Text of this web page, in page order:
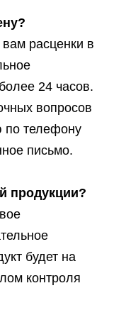
расценки в
24 часов.
вопросов
по телефону
письмо.
продукции?
будет на
контроля